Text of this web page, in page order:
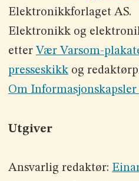
Elektronikkforlaget AS.
Elektronikk og
etter Vær Varsom-
presseskikkog
Om Informasjonskapsler
Utgiver
Ansvarlig redaktør: